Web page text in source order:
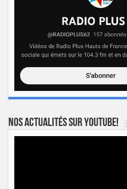
Nos actualités sur YOUTUBE!